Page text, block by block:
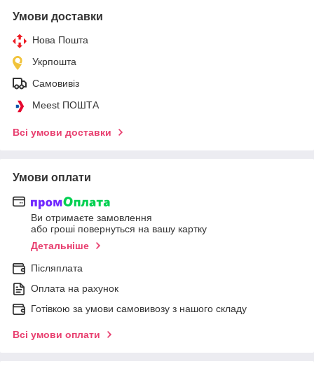
Умови доставки
Нова Пошта
Укрпошта
Самовивіз
Meest ПОШТА
Всі умови доставки
Умови оплати
Ви отримаєте замовлення
або гроші повернуться на вашу картку
Детальніше
Післяплата
Оплата на рахунок
Готівкою за умови самовивозу з нашого складу
Всі умови оплати